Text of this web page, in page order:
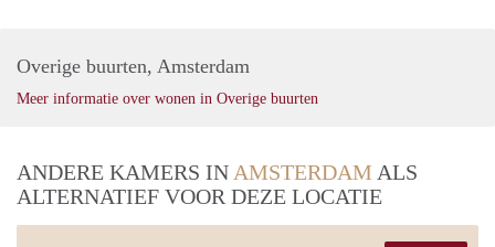
Overige buurten, Amsterdam
Meer informatie over wonen in Overige buurten
ANDERE KAMERS IN AMSTERDAM ALS
ALTERNATIEF VOOR DEZE LOCATIE